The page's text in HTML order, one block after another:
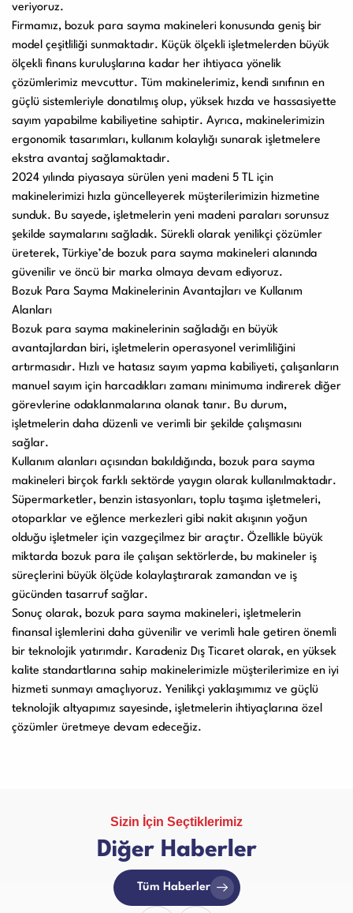
veriyoruz.
Firmamız, bozuk para sayma makineleri konusunda geniş bir
model çeşitliliği sunmaktadır. Küçük ölçekli işletmelerden büyük
ölçekli finans kuruluşlarına kadar her ihtiyaca yönelik
çözümlerimiz mevcuttur. Tüm makinelerimiz, kendi sınıfının en
güçlü sistemleriyle donatılmış olup, yüksek hızda ve hassasiyette
sayım yapabilme kabiliyetine sahiptir. Ayrıca, makinelerimizin
ergonomik tasarımları, kullanım kolaylığı sunarak işletmelere
ekstra avantaj sağlamaktadır.
2024 yılında piyasaya sürülen yeni madeni 5 TL için
makinelerimizi hızla güncelleyerek müşterilerimizin hizmetine
sunduk. Bu sayede, işletmelerin yeni madeni paraları sorunsuz
şekilde saymalarını sağladık. Sürekli olarak yenilikçi çözümler
üreterek, Türkiye’de bozuk para sayma makineleri alanında
güvenilir ve öncü bir marka olmaya devam ediyoruz.
Bozuk Para Sayma Makinelerinin Avantajları ve Kullanım
Alanları
Bozuk para sayma makinelerinin sağladığı en büyük
avantajlardan biri, işletmelerin operasyonel verimliliğini
artırmasıdır. Hızlı ve hatasız sayım yapma kabiliyeti, çalışanların
manuel sayım için harcadıkları zamanı minimuma indirerek diğer
görevlerine odaklanmalarına olanak tanır. Bu durum,
işletmelerin daha düzenli ve verimli bir şekilde çalışmasını
sağlar.
Kullanım alanları açısından bakıldığında, bozuk para sayma
makineleri birçok farklı sektörde yaygın olarak kullanılmaktadır.
Süpermarketler, benzin istasyonları, toplu taşıma işletmeleri,
otoparklar ve eğlence merkezleri gibi nakit akışının yoğun
olduğu işletmeler için vazgeçilmez bir araçtır. Özellikle büyük
miktarda bozuk para ile çalışan sektörlerde, bu makineler iş
süreçlerini büyük ölçüde kolaylaştırarak zamandan ve iş
gücünden tasarruf sağlar.
Sonuç olarak, bozuk para sayma makineleri, işletmelerin
finansal işlemlerini daha güvenilir ve verimli hale getiren önemli
bir teknolojik yatırımdır. Karadeniz Dış Ticaret olarak, en yüksek
kalite standartlarına sahip makinelerimizle müşterilerimize en iyi
hizmeti sunmayı amaçlıyoruz. Yenilikçi yaklaşımımız ve güçlü
teknolojik altyapımız sayesinde, işletmelerin ihtiyaçlarına özel
çözümler üretmeye devam edeceğiz.
Sizin İçin Seçtiklerimiz
Diğer Haberler
Tüm Haberler